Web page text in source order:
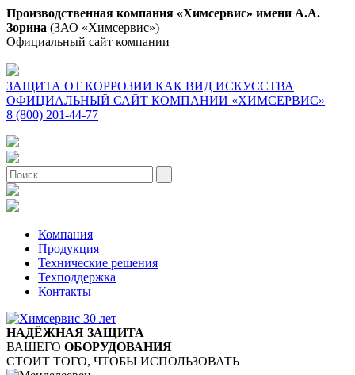
Производственная компания «Химсервис» имени А.А.
Зорина (ЗАО «Химсервис»)
Официальный сайт компании
ЗАЩИТА ОТ КОРРОЗИИ КАК ВИД ИСКУССТВА
ОФИЦИАЛЬНЫЙ САЙТ КОМПАНИИ «ХИМСЕРВИС»
8 (800) 201-44-77
Компания
Продукция
Технические решения
Техподдержка
Контакты
НАДЁЖНАЯ ЗАЩИТА
ВАШЕГО ОБОРУДОВАНИЯ
СТОИТ ТОГО, ЧТОБЫ ИСПОЛЬЗОВАТЬ